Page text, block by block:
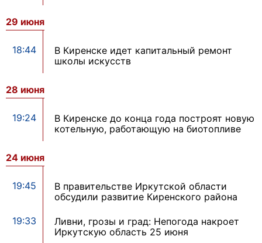
29 июня
18:44
В Киренске идет капитальный ремонт
школы искусств
28 июня
19:24
В Киренске до конца года построят новую
котельную, работающую на биотопливе
24 июня
19:45
В правительстве Иркутской области
обсудили развитие Киренского района
19:33
Ливни, грозы и град: Непогода накроет
Иркутскую область 25 июня